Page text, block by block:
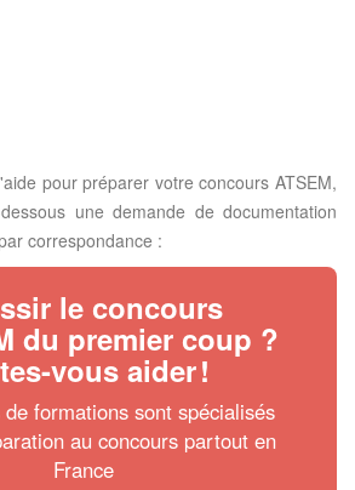
pour préparer votre concours ATSEM,
une demande de documentation
correspondance :
le concours
du premier coup ?
vous aider!
formations sont spécialisés
au concours partout en
France